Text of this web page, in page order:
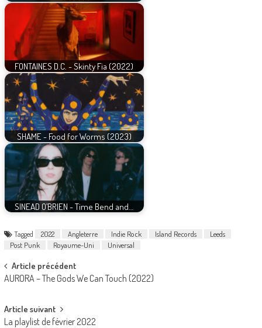
FONTAINES D.C. - Skinty Fia (2022)
SHAME - Food for Worms (2023)
SINEAD O’BRIEN - Time Bend and…
Tagged 2022 Angleterre Indie Rock Island Records
Leeds
Post Punk
Royaume-Uni Universal
Post
navigation
Article précédent
AURORA – The Gods We Can Touch (2022)
Article suivant
La playlist de février 2022